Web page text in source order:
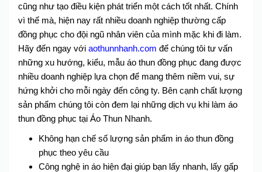
cũng như tạo điều kiện phát triển một cách tốt nhất. Chính
vì thế mà, hiện nay rất nhiều doanh nghiệp thường cấp
đồng phục cho đội ngũ nhân viên của mình mặc khi đi làm.
Hãy đến ngay với aothunnhanh.com để chúng tôi tư vấn
những xu hướng, kiểu, mẫu áo thun đồng phục đang được
nhiều doanh nghiệp lựa chọn để mang thêm niềm vui, sự
hứng khởi cho mỗi ngày đến công ty. Bên cạnh chất lượng
sản phẩm chúng tôi còn đem lại những dịch vụ khi làm áo
thun đồng phục tại Áo Thun Nhanh.
Không hạn chế số lượng sản phẩm in áo thun đồng
phục theo yêu cầu
Công nghệ in áo hiện đại giúp bạn lấy nhanh, lấy gấp